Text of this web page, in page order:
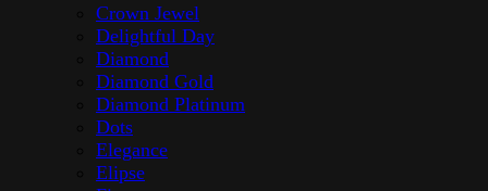
Crown Jewel
Delightful Day
Diamond
Diamond Gold
Diamond Platinum
Dots
Elegance
Elipse